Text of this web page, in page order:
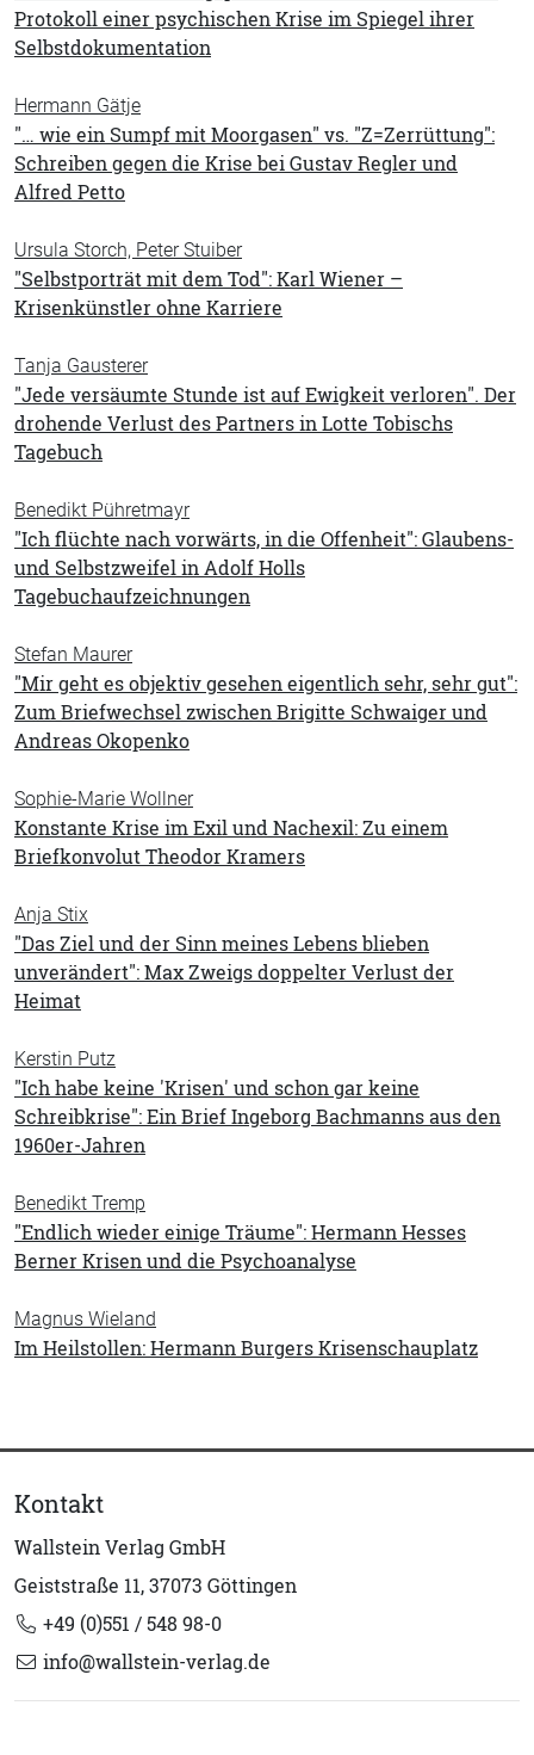
Protokoll einer psychischen Krise im Spiegel ihrer
Selbstdokumentation
Hermann Gätje
"… wie ein Sumpf mit Moorgasen" vs. "Z=Zerrüttung":
Schreiben gegen die Krise bei Gustav Regler und
Alfred Petto
Ursula Storch, Peter Stuiber
"Selbstporträt mit dem Tod": Karl Wiener –
Krisenkünstler ohne Karriere
Tanja Gausterer
"Jede versäumte Stunde ist auf Ewigkeit verloren". Der
drohende Verlust des Partners in Lotte Tobischs
Tagebuch
Benedikt Pühretmayr
"Ich flüchte nach vorwärts, in die Offenheit": Glaubens-
und Selbstzweifel in Adolf Holls
Tagebuchaufzeichnungen
Stefan Maurer
"Mir geht es objektiv gesehen eigentlich sehr, sehr gut":
Zum Briefwechsel zwischen Brigitte Schwaiger und
Andreas Okopenko
Sophie-Marie Wollner
Konstante Krise im Exil und Nachexil: Zu einem
Briefkonvolut Theodor Kramers
Anja Stix
"Das Ziel und der Sinn meines Lebens blieben
unverändert": Max Zweigs doppelter Verlust der
Heimat
Kerstin Putz
"Ich habe keine 'Krisen' und schon gar keine
Schreibkrise": Ein Brief Ingeborg Bachmanns aus den
1960er-Jahren
Benedikt Tremp
"Endlich wieder einige Träume": Hermann Hesses
Berner Krisen und die Psychoanalyse
Magnus Wieland
Im Heilstollen: Hermann Burgers Krisenschauplatz
Kontakt
Wallstein Verlag GmbH
Geiststraße 11, 37073 Göttingen
+49 (0)551 / 548 98-0
info@wallstein-verlag.de